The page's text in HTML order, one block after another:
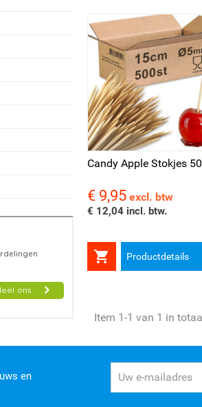
Candy Apple Stokjes
Prijs
€ 9,95 excl. btw
€ 12,04 incl. btw.
 Productdetails
Item 1-1 van 1 in
en